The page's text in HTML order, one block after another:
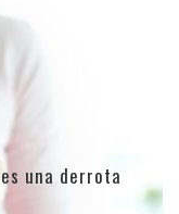
una derrota